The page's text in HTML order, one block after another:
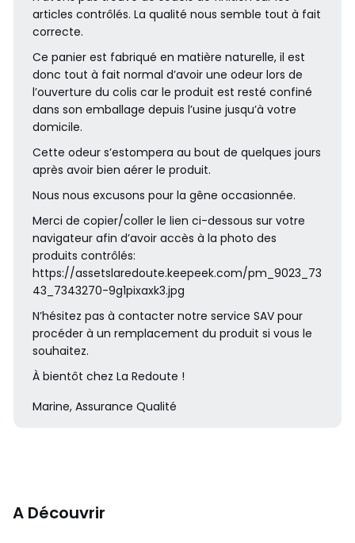
articles contrôlés. La qualité nous semble tout à fait
correcte.
Ce panier est fabriqué en matière naturelle, il est
donc tout à fait normal d’avoir une odeur lors de
l’ouverture du colis car le produit est resté confiné
dans son emballage depuis l’usine jusqu’à votre
domicile.
Cette odeur s’estompera au bout de quelques jours
après avoir bien aérer le produit.
Nous nous excusons pour la gêne occasionnée.
Merci de copier/coller le lien ci-dessous sur votre
navigateur afin d’avoir accès à la photo des
produits contrôlés:
https://assetslaredoute.keepeek.com/pm_9023_73
43_7343270-9g1pixaxk3.jpg
N’hésitez pas à contacter notre service SAV pour
procéder à un remplacement du produit si vous le
souhaitez.
À bientôt chez La Redoute !
Marine, Assurance Qualité
A Découvrir